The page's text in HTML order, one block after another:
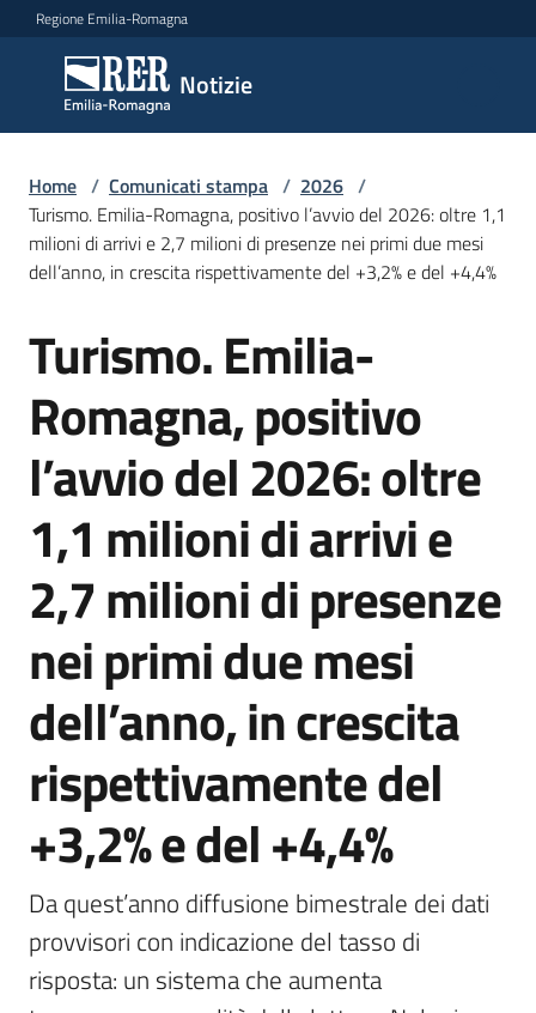
Vai al contenuto
Vai alla navigazione
Vai al footer
Regione Emilia-Romagna
Notizie
Notizie
Comunicati
stampa
Menu selezionato
Cerca
comunicato
Risorse
Agenzia
di
informazione
comunicazione
Seguici
su
Home / Comunicati stampa / 2026 /
Turismo. Emilia-Romagna, positivo l’avvio del 2026: oltre 1,1
milioni di arrivi e 2,7 milioni di presenze nei primi due mesi
dell’anno, in crescita rispettivamente del +3,2% e del +4,4%
Salta al contenuto
Turismo. Emilia-
Romagna, positivo
l’avvio del 2026: oltre
1,1 milioni di arrivi e
2,7 milioni di presenze
nei primi due mesi
dell’anno, in crescita
rispettivamente del
+3,2% e del +4,4%
Da quest’anno diffusione bimestrale dei dati
provvisori con indicazione del tasso di
risposta: un sistema che aumenta